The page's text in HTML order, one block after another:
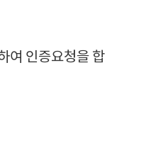
여 인증요청을 합